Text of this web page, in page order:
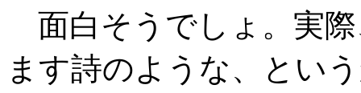
面白そうでしょ。実
ます詩のような、とい